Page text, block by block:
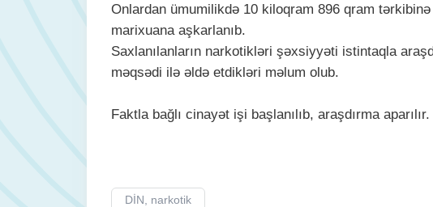
Onlardan ümumilikdə 10 kiloqram 896 qram
marixuana aşkarlanıb.
Saxlanılanların narkotikləri şəxsiyyəti istintaqla
məqsədi ilə əldə etdikləri məlum olub.
Faktla bağlı cinayət işi başlanılıb, araşdırma aparılır.
DİN, narkotik